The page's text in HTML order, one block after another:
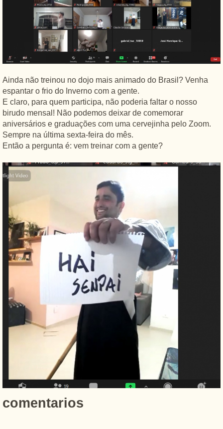
Ainda não treinou no dojo mais animado do Brasil? Venha
espantar o frio do Inverno com a gente.
E claro, para quem participa, não poderia faltar o nosso
birudo mensal! Não podemos deixar de comemorar
aniversários e graduações com uma cervejinha pelo Zoom.
Sempre na última sexta-feira do mês.
Então a pergunta é: vem treinar com a gente?
comentarios